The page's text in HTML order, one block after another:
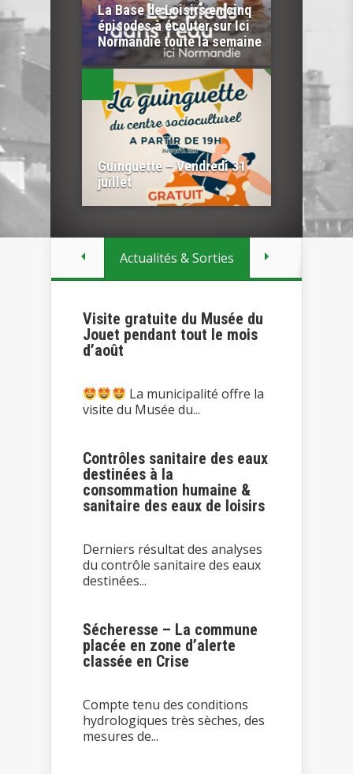
La Base de Loisirs en cinq
épisodes à écouter sur Ici
Normandie toute la semaine
Guinguette – Vendredi 31
juillet
Actualités & Sorties
Visite gratuite du Musée du
Jouet pendant tout le mois
d’août
La municipalité offre la
visite du Musée du...
Contrôles sanitaire des eaux
destinées à la
consommation humaine &
sanitaire des eaux de loisirs
Derniers résultat des analyses
du contrôle sanitaire des eaux
destinées...
Sécheresse – La commune
placée en zone d’alerte
classée en Crise
Compte tenu des conditions
hydrologiques très sèches, des
mesures de...